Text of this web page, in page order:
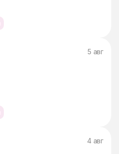
5 авг
4 авг